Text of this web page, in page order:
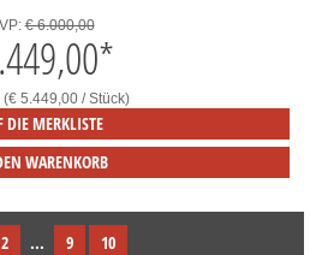
€ 6.000,00
*
(€ 5.449,00 / Stück)
DIE MERKLISTE
WARENKORB
2 ... 9
10